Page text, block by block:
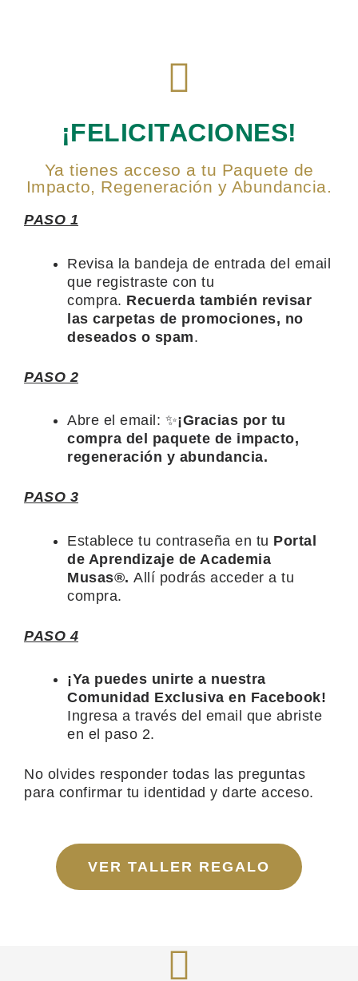
¡FELICITACIONES!
Ya tienes acceso a tu Paquete de
Impacto, Regeneración y Abundancia.
PASO 1
Revisa la bandeja de entrada del email
que registraste con tu
compra. Recuerda también revisar
las carpetas de promociones, no
deseados o spam.
PASO 2
Abre el email: ✨¡Gracias por tu
compra del paquete de impacto,
regeneración y abundancia.
PASO 3
Establece tu contraseña en tu Portal
de Aprendizaje de Academia
Musas®. Allí podrás acceder a tu
compra.
PASO 4
¡Ya puedes unirte a nuestra
Comunidad Exclusiva en Facebook!
Ingresa a través del email que abriste
en el paso 2.
No olvides responder todas las preguntas
para confirmar tu identidad y darte acceso.
VER TALLER REGALO